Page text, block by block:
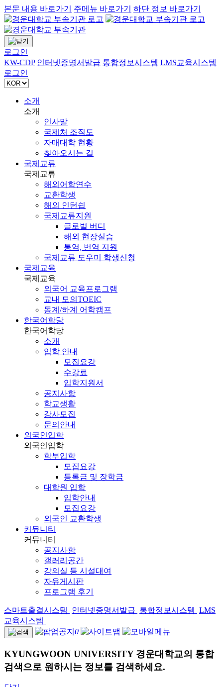
본문 내용 바로가기 주메뉴 바로가기 하단 정보 바로가기
로그인
KW-CDP 인터넷증명서발급 통합정보시스템 LMS교육시스템
로그인
소개
소개
인사말
국제처 조직도
자매대학 현황
찾아오시는 길
국제교류
국제교류
해외어학연수
교환학생
해외 인턴쉽
국제교류지원
글로벌 버디
해외 현장실습
통역, 번역 지원
국제교류 도우미 학생신청
국제교육
국제교육
외국어 교육프로그램
교내 모의TOEIC
동계/하계 어학캠프
한국어학당
한국어학당
소개
입학 안내
모집요강
수강료
입학지원서
공지사항
학교생활
강사모집
문의안내
외국인입학
외국인입학
학부입학
모집요강
등록금 및 장학금
대학원 입학
입학안내
모집요강
외국인 교환학생
커뮤니티
커뮤니티
공지사항
갤러리공간
강의실 등 시설대여
자유게시판
프로그램 후기
스마트출결시스템 인터넷증명서발급 통합정보시스템 LMS
교육시스템
0
KYUNGWOON UNIVERSITY 경운대학교의 통합
검색으로 원하시는 정보를 검색하세요.